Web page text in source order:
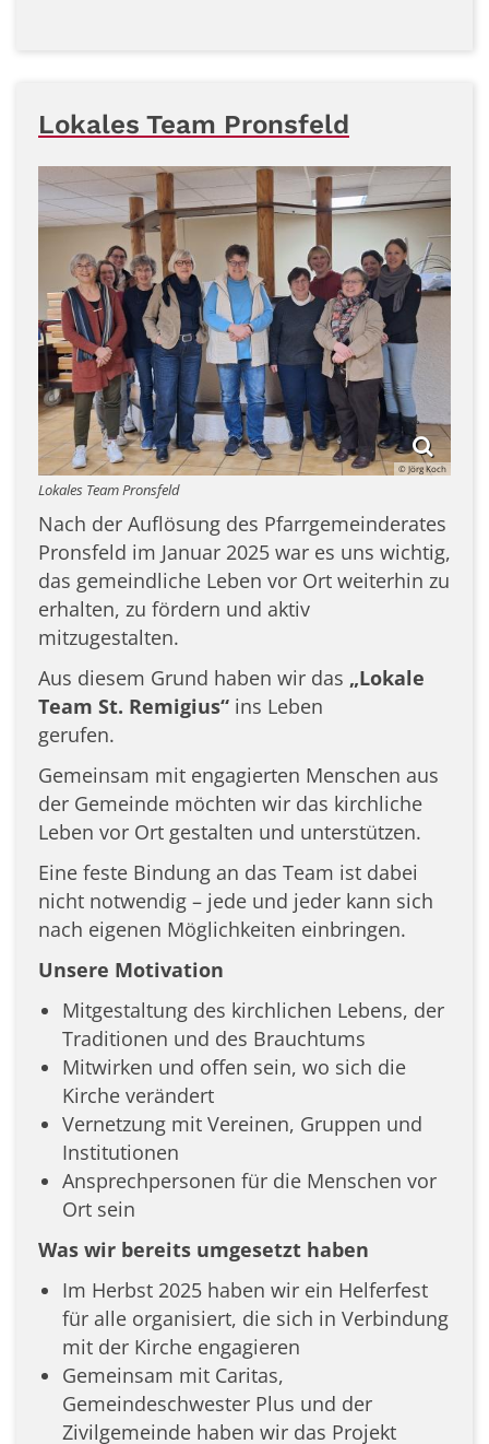
Lokales Team Pronsfeld
© Jörg Koch
Lokales Team Pronsfeld
Nach der Auflösung des Pfarrgemeinderates
Pronsfeld im Januar 2025 war es uns wichtig,
das gemeindliche Leben vor Ort weiterhin zu
erhalten, zu fördern und aktiv
mitzugestalten.
Aus diesem Grund haben wir das „Lokale
Team St. Remigius“ ins Leben
gerufen.
Gemeinsam mit engagierten Menschen aus
der Gemeinde möchten wir das kirchliche
Leben vor Ort gestalten und unterstützen.
Eine feste Bindung an das Team ist dabei
nicht notwendig – jede und jeder kann sich
nach eigenen Möglichkeiten einbringen.
Unsere Motivation
Mitgestaltung des kirchlichen Lebens, der
Traditionen und des Brauchtums
Mitwirken und offen sein, wo sich die
Kirche verändert
Vernetzung mit Vereinen, Gruppen und
Institutionen
Ansprechpersonen für die Menschen vor
Ort sein
Was wir bereits umgesetzt haben
Im Herbst 2025 haben wir ein Helferfest
für alle organisiert, die sich in Verbindung
mit der Kirche engagieren
Gemeinsam mit Caritas,
Gemeindeschwester Plus und der
Zivilgemeinde haben wir das Projekt